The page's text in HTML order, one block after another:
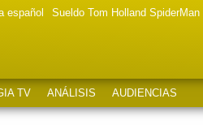
español Sueldo Tom Holland SpiderMan
TV ANÁLISIS AUDIENCIAS